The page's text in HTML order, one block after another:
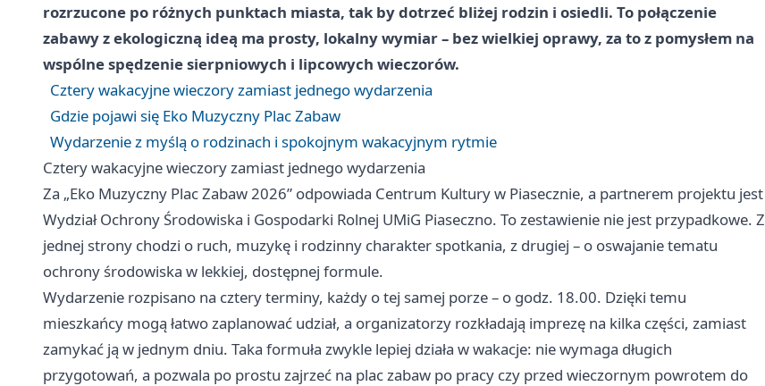
rozrzucone po różnych punktach miasta, tak by dotrzeć bliżej rodzin i osiedli. To połączenie
zabawy z ekologiczną ideą ma prosty, lokalny wymiar – bez wielkiej oprawy, za to z pomysłem na
wspólne spędzenie sierpniowych i lipcowych wieczorów.
Cztery wakacyjne wieczory zamiast jednego wydarzenia
Gdzie pojawi się Eko Muzyczny Plac Zabaw
Wydarzenie z myślą o rodzinach i spokojnym wakacyjnym rytmie
Cztery wakacyjne wieczory zamiast jednego wydarzenia
Za „Eko Muzyczny Plac Zabaw 2026” odpowiada Centrum Kultury w Piasecznie, a partnerem projektu jest
Wydział Ochrony Środowiska i Gospodarki Rolnej UMiG Piaseczno. To zestawienie nie jest przypadkowe. Z
jednej strony chodzi o ruch, muzykę i rodzinny charakter spotkania, z drugiej – o oswajanie tematu
ochrony środowiska w lekkiej, dostępnej formule.
Wydarzenie rozpisano na cztery terminy, każdy o tej samej porze – o godz. 18.00. Dzięki temu
mieszkańcy mogą łatwo zaplanować udział, a organizatorzy rozkładają imprezę na kilka części, zamiast
zamykać ją w jednym dniu. Taka formuła zwykle lepiej działa w wakacje: nie wymaga długich
przygotowań, a pozwala po prostu zajrzeć na plac zabaw po pracy czy przed wieczornym powrotem do